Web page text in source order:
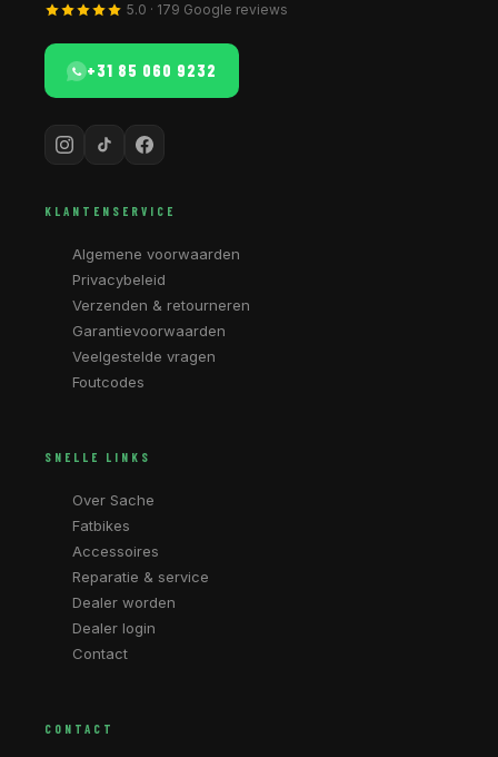
5.0 · 179 Google reviews
+31 85 060 9232
KLANTENSERVICE
Algemene voorwaarden
Privacybeleid
Verzenden & retourneren
Garantievoorwaarden
Veelgestelde vragen
Foutcodes
SNELLE LINKS
Over Sache
Fatbikes
Accessoires
Reparatie & service
Dealer worden
Dealer login
Contact
CONTACT